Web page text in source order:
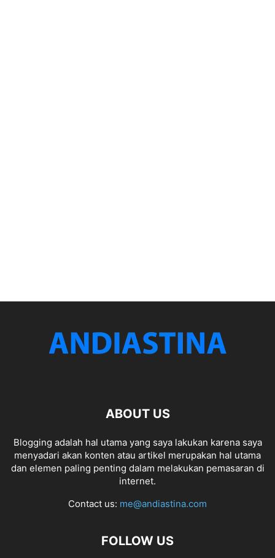
ABOUT US
Blogging adalah hal utama yang saya lakukan karena saya
menyadari akan konten atau artikel merupakan hal utama
dan elemen paling penting dalam melakukan pemasaran di
internet.
Contact us: me@andiastina.com
FOLLOW US